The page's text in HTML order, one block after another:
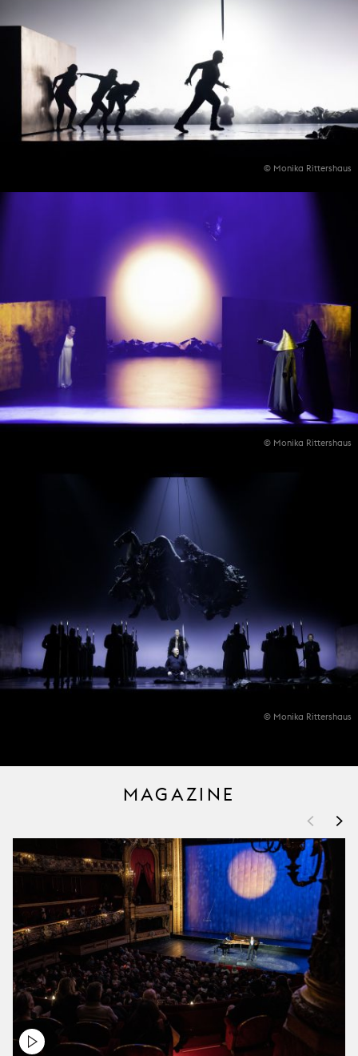
© Monika Rittershaus
© Monika Rittershaus
© Monika Rittershaus
MAGAZINE
< >